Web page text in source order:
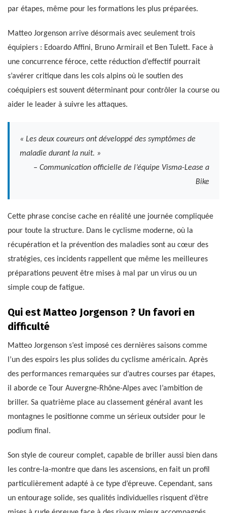
par étapes, même pour les formations les plus préparées.
Matteo Jorgenson arrive désormais avec seulement trois
équipiers : Edoardo Affini, Bruno Armirail et Ben Tulett. Face à
une concurrence féroce, cette réduction d’effectif pourrait
s’avérer critique dans les cols alpins où le soutien des
coéquipiers est souvent déterminant pour contrôler la course ou
aider le leader à suivre les attaques.
« Les deux coureurs ont développé des symptômes de
maladie durant la nuit. »
– Communication officielle de l’équipe Visma-Lease a
Bike
Cette phrase concise cache en réalité une journée compliquée
pour toute la structure. Dans le cyclisme moderne, où la
récupération et la prévention des maladies sont au cœur des
stratégies, ces incidents rappellent que même les meilleures
préparations peuvent être mises à mal par un virus ou un
simple coup de fatigue.
Qui est Matteo Jorgenson ? Un favori en
difficulté
Matteo Jorgenson s’est imposé ces dernières saisons comme
l’un des espoirs les plus solides du cyclisme américain. Après
des performances remarquées sur d’autres courses par étapes,
il aborde ce Tour Auvergne-Rhône-Alpes avec l’ambition de
briller. Sa quatrième place au classement général avant les
montagnes le positionne comme un sérieux outsider pour le
podium final.
Son style de coureur complet, capable de briller aussi bien dans
les contre-la-montre que dans les ascensions, en fait un profil
particulièrement adapté à ce type d’épreuve. Cependant, sans
un entourage solide, ses qualités individuelles risquent d’être